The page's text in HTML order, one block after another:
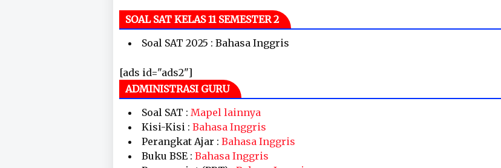
SOAL SAT KELAS 11 SEMESTER 2
Soal SAT 2025 : Bahasa Inggris
[ads id="ads2"]
ADMINISTRASI GURU
Soal SAT : Mapel lainnya
Kisi-Kisi : Bahasa Inggris
Perangkat Ajar : Bahasa Inggris
Buku BSE : Bahasa Inggris